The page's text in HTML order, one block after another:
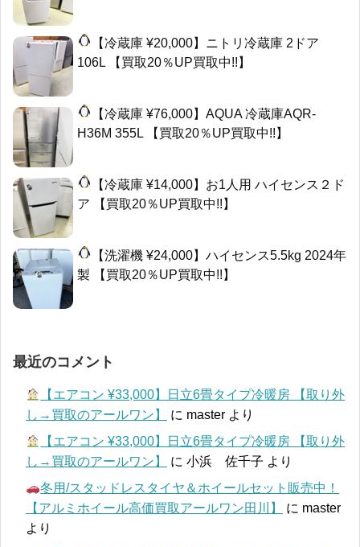
【冷蔵庫 ¥20,000】ニトリ冷蔵庫 2ドア
106L 【買取20％UP買取中!!】
【冷蔵庫 ¥76,000】AQUA 冷蔵庫AQR-
H36M 355L 【買取20％UP買取中!!】
【冷蔵庫 ¥14,000】お1人用 ハイセンス２ド
ア 【買取20％UP買取中!!】
【洗濯機 ¥24,000】ハイセンス5.5kg 2024年
製 【買取20％UP買取中!!】
最近のコメント
【エアコン ¥33,000】日立6畳タイプ冷暖房 【取り外
し→買取のアールワン】
に master より
【エアコン ¥33,000】日立6畳タイプ冷暖房 【取り外
し→買取のアールワン】
に 小浜 佐千子 より
冬用/スタッドレスタイヤ＆ホイールセット販売中！
【アルミホイール高価買取アールワン田川】
に master
より